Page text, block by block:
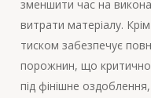
зменшити час на
витрати матеріалу.
тиском забезпечує
порожнин, що критично
під фінішне